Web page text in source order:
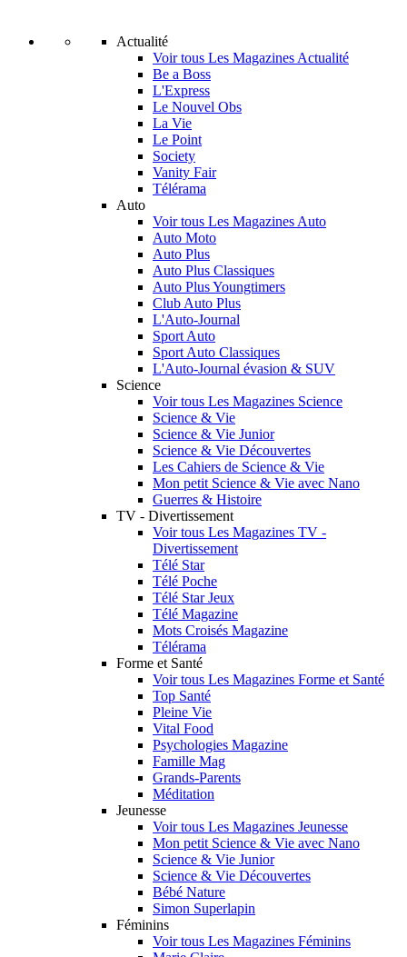
Actualité
Voir tous Les Magazines Actualité
Be a Boss
L'Express
Le Nouvel Obs
La Vie
Le Point
Society
Vanity Fair
Télérama
Auto
Voir tous Les Magazines Auto
Auto Moto
Auto Plus
Auto Plus Classiques
Auto Plus Youngtimers
Club Auto Plus
L'Auto-Journal
Sport Auto
Sport Auto Classiques
L'Auto-Journal évasion & SUV
Science
Voir tous Les Magazines Science
Science & Vie
Science & Vie Junior
Science & Vie Découvertes
Les Cahiers de Science & Vie
Mon petit Science & Vie avec Nano
Guerres & Histoire
TV - Divertissement
Voir tous Les Magazines TV -
Divertissement
Télé Star
Télé Poche
Télé Star Jeux
Télé Magazine
Mots Croisés Magazine
Télérama
Forme et Santé
Voir tous Les Magazines Forme et Santé
Top Santé
Pleine Vie
Vital Food
Psychologies Magazine
Famille Mag
Grands-Parents
Méditation
Jeunesse
Voir tous Les Magazines Jeunesse
Mon petit Science & Vie avec Nano
Science & Vie Junior
Science & Vie Découvertes
Bébé Nature
Simon Superlapin
Féminins
Voir tous Les Magazines Féminins